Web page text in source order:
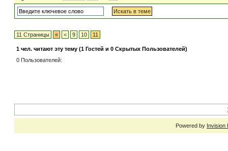
11 Страницы « < 9 10 11
1 чел. читают эту тему (1 Гостей и 0 Скрытых Пользователей)
0 Пользователей:
Powered by Invision